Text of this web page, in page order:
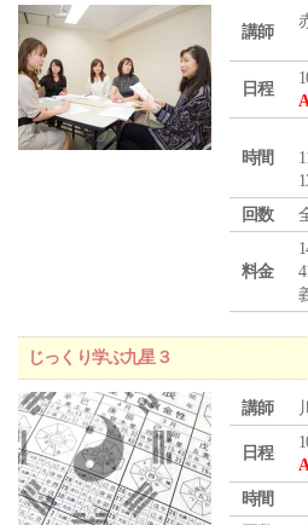
講師
日程
時間
回数
料金
じっくり学ぶ九星３
講師
日程
時間